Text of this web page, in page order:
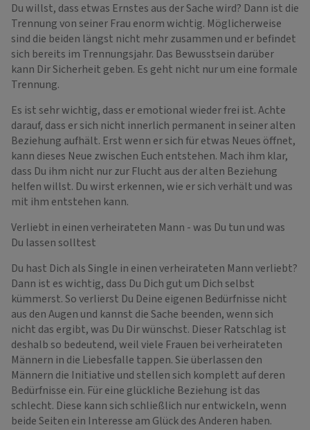
Du willst, dass etwas Ernstes aus der Sache wird? Dann ist die
Trennung von seiner Frau enorm wichtig. Möglicherweise
sind die beiden längst nicht mehr zusammen und er befindet
sich bereits im Trennungsjahr. Das Bewusstsein darüber
kann Dir Sicherheit geben. Es geht nicht nur um eine formale
Trennung.
Es ist sehr wichtig, dass er emotional wieder frei ist. Achte
darauf, dass er sich nicht innerlich permanent in seiner alten
Beziehung aufhält. Erst wenn er sich für etwas Neues öffnet,
kann dieses Neue zwischen Euch entstehen. Mach ihm klar,
dass Du ihm nicht nur zur Flucht aus der alten Beziehung
helfen willst. Du wirst erkennen, wie er sich verhält und was
mit ihm entstehen kann.
Verliebt in einen verheirateten Mann - was Du tun und was
Du lassen solltest
Du hast Dich als Single in einen verheirateten Mann verliebt?
Dann ist es wichtig, dass Du Dich gut um Dich selbst
kümmerst. So verlierst Du Deine eigenen Bedürfnisse nicht
aus den Augen und kannst die Sache beenden, wenn sich
nicht das ergibt, was Du Dir wünschst. Dieser Ratschlag ist
deshalb so bedeutend, weil viele Frauen bei verheirateten
Männern in die Liebesfalle tappen. Sie überlassen den
Männern die Initiative und stellen sich komplett auf deren
Bedürfnisse ein. Für eine glückliche Beziehung ist das
schlecht. Diese kann sich schließlich nur entwickeln, wenn
beide Seiten ein Interesse am Glück des Anderen haben.